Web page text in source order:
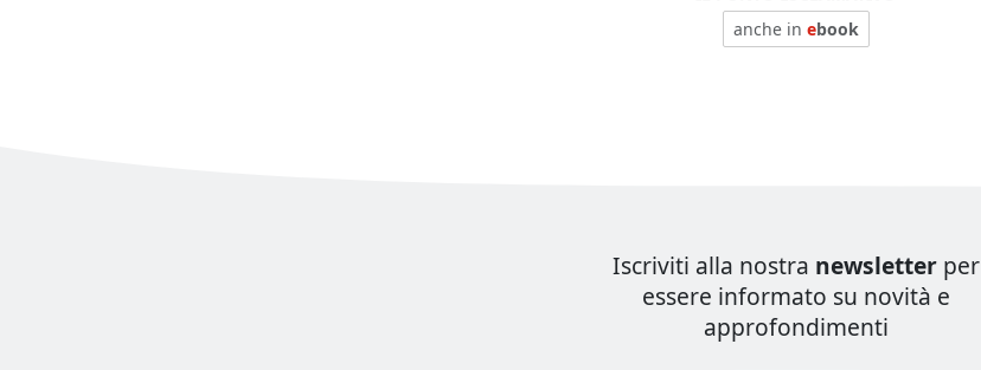
anche in ebook
Iscriviti alla nostra newsletter per
essere informato su novità e
approfondimenti